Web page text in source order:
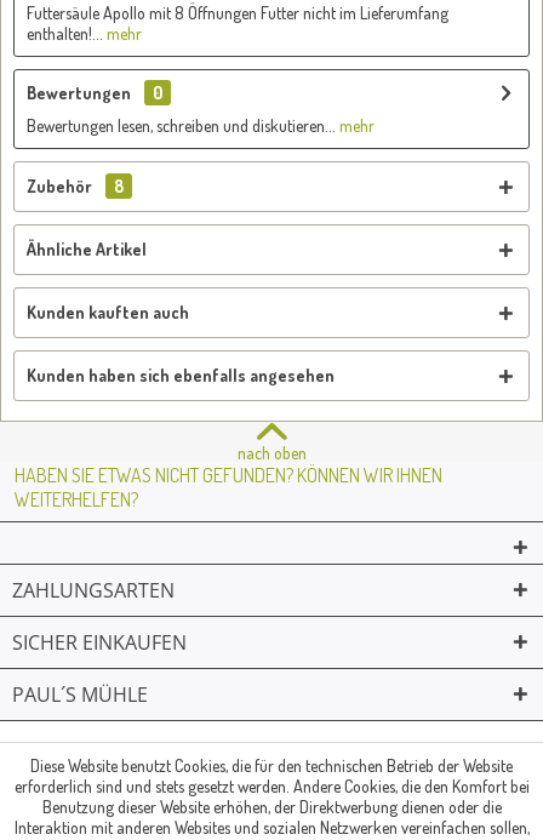
Futtersäule Apollo mit 8 Öffnungen Futter nicht im Lieferumfang
enthalten!...
mehr
Bewertungen
0
Bewertungen lesen, schreiben und diskutieren...
mehr
Zubehör 8
Ähnliche Artikel
Kunden kauften auch
Kunden haben sich ebenfalls angesehen
nach oben
HABEN SIE ETWAS NICHT GEFUNDEN? KÖNNEN WIR IHNEN
WEITERHELFEN?
ZAHLUNGSARTEN
SICHER EINKAUFEN
PAUL´S MÜHLE
© Paul's Mühle | Inhaber: Christof Paul e.K. | Westring 2 | 45659
Recklinghausen
Fax: 02361 -28831 | E-Mail: info@pauls-muehle.de
Diese Website benutzt Cookies, die für den technischen Betrieb der Website
erforderlich sind und stets gesetzt werden. Andere Cookies, die den Komfort bei
Benutzung dieser Website erhöhen, der Direktwerbung dienen oder die
Interaktion mit anderen Websites und sozialen Netzwerken vereinfachen sollen,